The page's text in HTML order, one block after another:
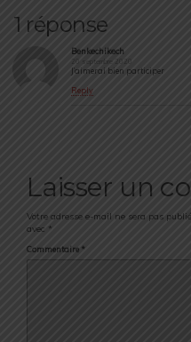
1 réponse
Benkechikech
20 septembre 2020
J’aimerai bien participer
Reply
Laisser un
Votre adresse e-mail ne sera pas
avec *
Commentaire *